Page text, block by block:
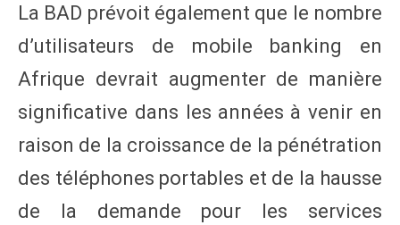
La BAD prévoit également que le nombre
d’utilisateurs de mobile banking en
Afrique devrait augmenter de manière
significative dans les années à venir en
raison de la croissance de la pénétration
des téléphones portables et de la hausse
de la demande pour les services